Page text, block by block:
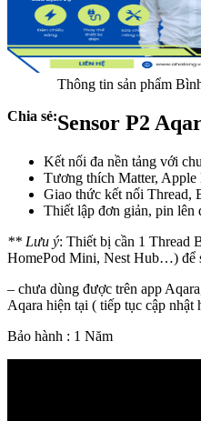
Chia sẻ:
Thông tin sản phẩm
Sensor P2
Kết nối đa nền tảng với
Tương thích Matter,
Giao thức kết nối Thread,
Thiết lập đơn giản, pin lên
** Lưu ý: Thiết bị cần 1 Thread
HomePod Mini, Nest Hub…) để
– chưa dùng được trên app
Aqara hiện tại ( tiếp tục cập nhật
Bảo hành : 1 Năm